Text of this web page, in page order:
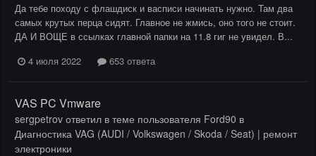
Да тебе походу с флашдиск и васписи начинать нужно. Там два
самых крутых перца сидят. Главное не жмись, оно того не стоит.
ДА И ВОЩЕ в ссылках главной папки на 11.8 гиг не увидел. В...
4 июля 2022
653 ответа
VAS PC Vmware
sergpetrov ответил в теме пользователя Ford90 в
Диагностика VAG (AUDI / Volkswagen / Skoda / Seat) | ремонт
электроники